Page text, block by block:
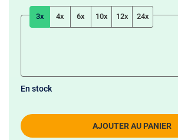
3x 4x 6x 10x 12x 24x
AJOUTER AU PANIER
En stock